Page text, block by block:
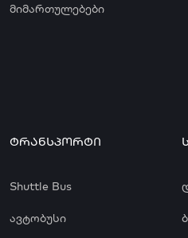
მიმართულებები
ᲢᲠᲐᲜᲡᲞᲝᲠᲢᲘ
Shuttle Bus
ავტობუსი